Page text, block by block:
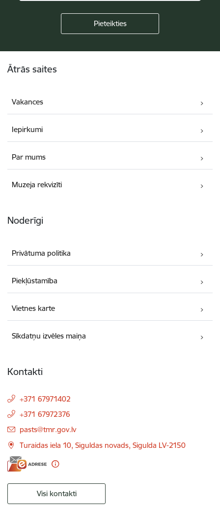
Ātrās saites
Vakances
Iepirkumi
Par mums
Muzeja rekvizīti
Noderīgi
Privātuma politika
Piekļūstamība
Vietnes karte
Sīkdatņu izvēles maiņa
Kontakti
+371 67971402
+371 67972376
E-pasts:
pasts@tmr.gov.lv
Turaidas iela 10, Siguldas novads, Sigulda LV-2150
Visi kontakti